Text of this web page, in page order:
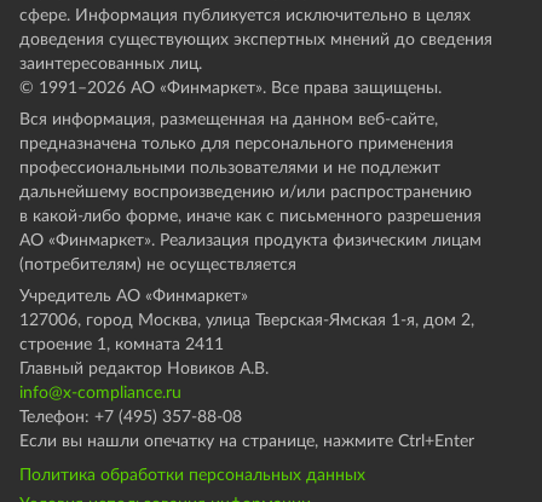
сфере. Информация публикуется исключительно в целях
доведения существующих экспертных мнений до сведения
заинтересованных лиц.
© 1991–2026 АО «Финмаркет». Все права защищены.
Вся информация, размещенная на данном веб-сайте,
предназначена только для персонального применения
профессиональными пользователями и не подлежит
дальнейшему воспроизведению и/или распространению
в какой-либо форме, иначе как с письменного разрешения
АО «Финмаркет». Реализация продукта физическим лицам
(потребителям) не осуществляется
Учредитель АО «Финмаркет»
127006, город Москва, улица Тверская-Ямская 1-я, дом 2,
строение 1, комната 2411
Главный редактор Новиков А.В.
info@x-compliance.ru
Телефон: +7 (495) 357-88-08
Если вы нашли опечатку на странице, нажмите Ctrl+Enter
Политика обработки персональных данных